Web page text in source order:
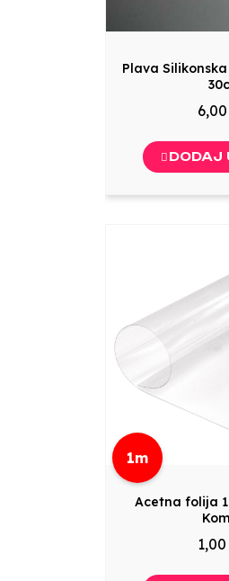
Plava
DODAJ
1m
Acetna folija